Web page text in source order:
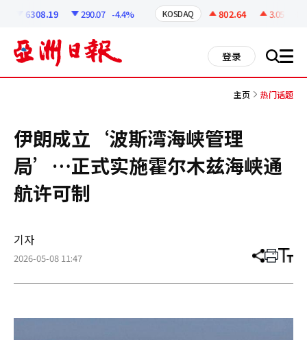
6308.19 290.07 -4.4% KOSDAQ 802.64 3.05
登录 搜 all
主页 热门话题
伊朗成立‘波斯湾海峡管理
局’…正式实施霍尔木兹海峡通
航许可制
기자
2026-05-08 11:47 分
章
打 调
小